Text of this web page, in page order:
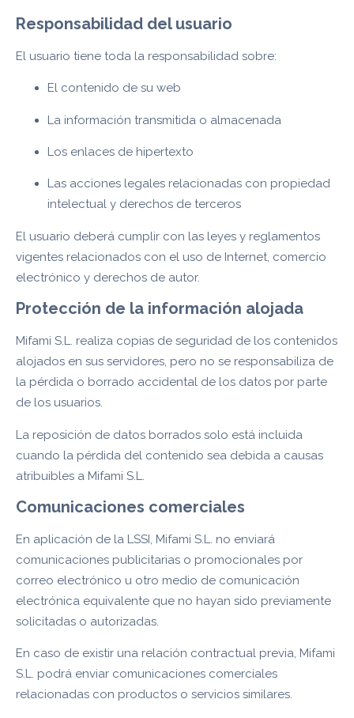
Responsabilidad del usuario
El usuario tiene toda la responsabilidad sobre:
El contenido de su web
La información transmitida o almacenada
Los enlaces de hipertexto
Las acciones legales relacionadas con propiedad
intelectual y derechos de terceros
El usuario deberá cumplir con las leyes y reglamentos
vigentes relacionados con el uso de Internet, comercio
electrónico y derechos de autor.
Protección de la información alojada
Mifami S.L. realiza copias de seguridad de los contenidos
alojados en sus servidores, pero no se responsabiliza de
la pérdida o borrado accidental de los datos por parte
de los usuarios.
La reposición de datos borrados solo está incluida
cuando la pérdida del contenido sea debida a causas
atribuibles a Mifami S.L.
Comunicaciones comerciales
En aplicación de la LSSI, Mifami S.L. no enviará
comunicaciones publicitarias o promocionales por
correo electrónico u otro medio de comunicación
electrónica equivalente que no hayan sido previamente
solicitadas o autorizadas.
En caso de existir una relación contractual previa, Mifami
S.L. podrá enviar comunicaciones comerciales
relacionadas con productos o servicios similares.